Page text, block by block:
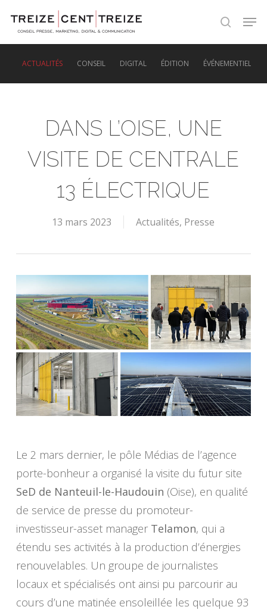
search
ACTUALITÉS CONSEIL DIGITAL ÉDITION ÉVÉNEMENTIEL
DANS L’OISE, UNE
VISITE DE CENTRALE
13 ÉLECTRIQUE
13 mars 2023 Actualités, Presse
Le 2 mars dernier, le pôle Médias de l’agence
porte-bonheur a organisé la visite du futur site
SeD de Nanteuil-le-Haudouin (Oise), en qualité
de service de presse du promoteur-
investisseur-asset manager Telamon, qui a
étendu ses activités à la production d’énergies
renouvelables. Un groupe de journalistes
locaux et spécialisés ont ainsi pu parcourir au
cours d’une matinée ensoleillée les quelque 93